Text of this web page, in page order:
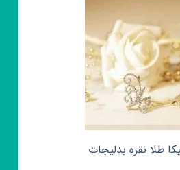
طلا نقره بدلیجات